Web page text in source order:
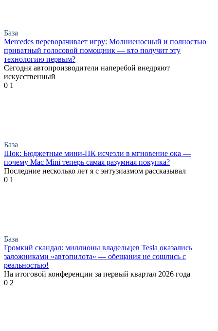
База
Mercedes переворачивает игру: Молниеносный и полностью
приватный голосовой помощник — кто получит эту
технологию первым?
Сегодня автопроизводители наперебой внедряют
искусственный
0 1
База
Шок: Бюджетные мини-ПК исчезли в мгновение ока —
почему Mac Mini теперь самая разумная покупка?
Последние несколько лет я с энтузиазмом рассказывал
0 1
База
Громкий скандал: миллионы владельцев Tesla оказались
заложниками «автопилота» — обещания не сошлись с
реальностью!
На итоговой конференции за первый квартал 2026 года
0 2